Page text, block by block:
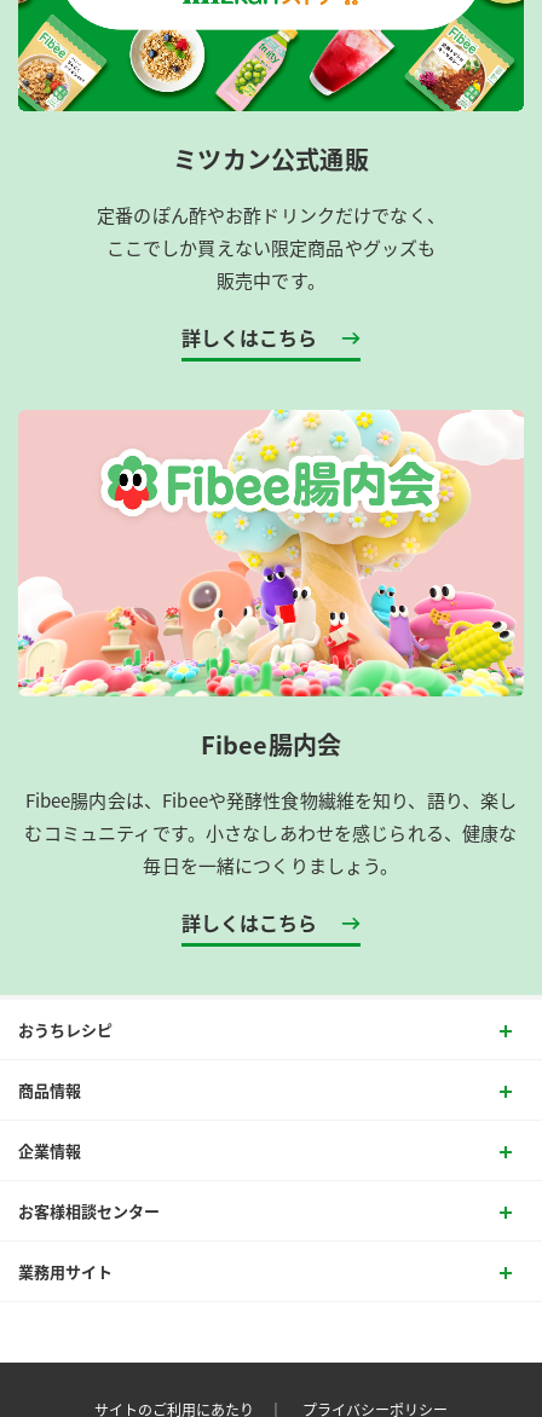
ミツカン公式通販
定番のぽん酢やお酢ドリンクだけでなく、
ここでしか買えない限定商品やグッズも
販売中です。
詳しくはこちら
Fibee腸内会
Fibee腸内会は、​Fibeeや発酵性食物繊維を知り、語り、楽し
むコミュニティです。​小さなしあわせを感じられる、健康な
毎日を一緒につくりましょう。
詳しくはこちら
おうちレシピ
商品情報
企業情報
お客様相談センター
業務用サイト
サイトのご利用にあたり ｜ プライバシーポリシー